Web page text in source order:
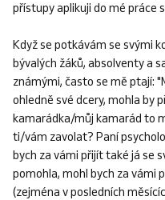
přístupy aplikuji do mé práce
Když se potkávám se svými
bývalých žáků, absolventy a
známými, často se mě ptají:
ohledně své dcery, mohla by
kamarádka/můj kamarád to
ti/vám zavolat? Paní
bych za vámi přijít také já se
pomohla, mohl bych za vámi
(zejména v posledních